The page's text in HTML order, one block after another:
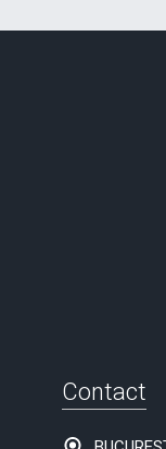
Contact